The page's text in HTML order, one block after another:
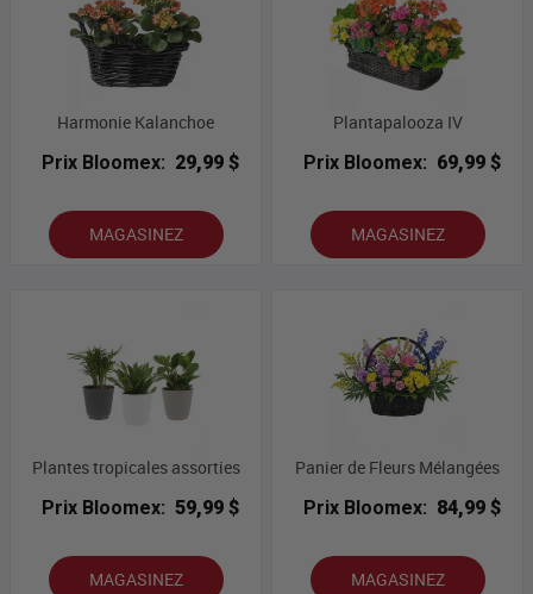
Harmonie Kalanchoe
Prix Bloomex: 29,99 $
MAGASINEZ
Plantapalooza IV
Prix Bloomex: 69,99 $
MAGASINEZ
Plantes tropicales assorties
Prix Bloomex: 59,99 $
MAGASINEZ
Panier de Fleurs Mélangées
Prix Bloomex: 84,99 $
MAGASINEZ